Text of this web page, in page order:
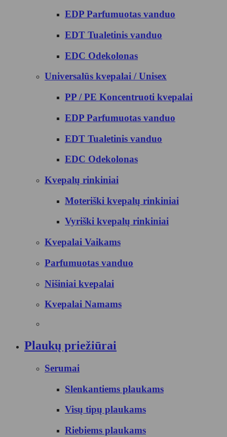
EDP Parfumuotas vanduo
EDT Tualetinis vanduo
EDC Odekolonas
Universalūs kvepalai / Unisex
PP / PE Koncentruoti kvepalai
EDP Parfumuotas vanduo
EDT Tualetinis vanduo
EDC Odekolonas
Kvepalų rinkiniai
Moteriški kvepalų rinkiniai
Vyriški kvepalų rinkiniai
Kvepalai Vaikams
Parfumuotas vanduo
Nišiniai kvepalai
Kvepalai Namams
Plaukų priežiūrai
Serumai
Slenkantiems plaukams
Visų tipų plaukams
Riebiems plaukams